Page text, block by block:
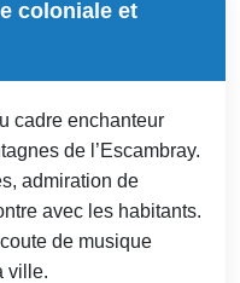
coloniale et
cadre enchanteur
de l’Escambray.
admiration de
avec les habitants.
de musique
ville.